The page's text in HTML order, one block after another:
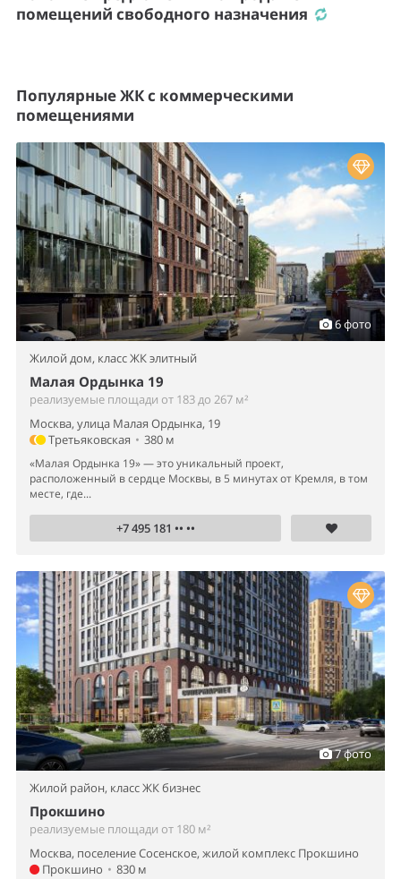
помещений свободного назначения
Популярные ЖК с коммерческими
помещениями
6 фото
Жилой дом, класс ЖК элитный
Малая Ордынка 19
реализуемые площади от 183 до 267 м²
Москва, улица Малая Ордынка, 19
Третьяковская • 380 м
«Малая Ордынка 19» — это уникальный проект,
расположенный в сердце Москвы, в 5 минутах от Кремля, в том
месте, где...
+7 495 181 •• ••
7 фото
Жилой район, класс ЖК бизнес
Прокшино
реализуемые площади от 180 м²
Москва, поселение Сосенское, жилой комплекс Прокшино
Прокшино • 830 м